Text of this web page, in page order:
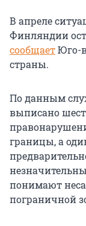
В апреле
Финляндии
сообщаетЮго-
страны.
По данным
выписано
границы, а
понимают
пограничной